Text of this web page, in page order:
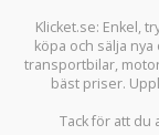
Klicket.se: Enkel,
köpa och sälja nya
transportbilar,
bäst priser.
Tack för att du